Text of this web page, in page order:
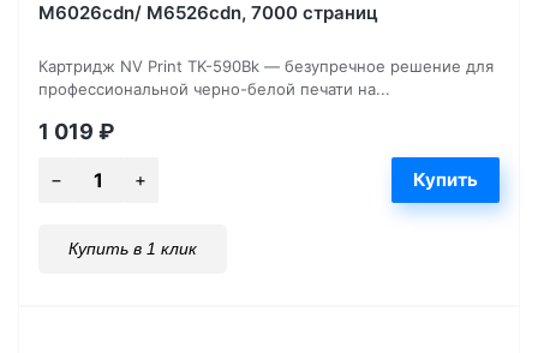
M6026cdn/ M6526cdn, 7000 страниц
Картридж NV Print TK-590Bk — безупречное решение для
профессиональной черно-белой печати на...
1 019 ₽
Купить в 1 клик